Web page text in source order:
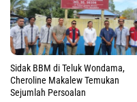
Sidak BBM di Teluk Wondama,
Cheroline Makalew Temukan
Sejumlah Persoalan